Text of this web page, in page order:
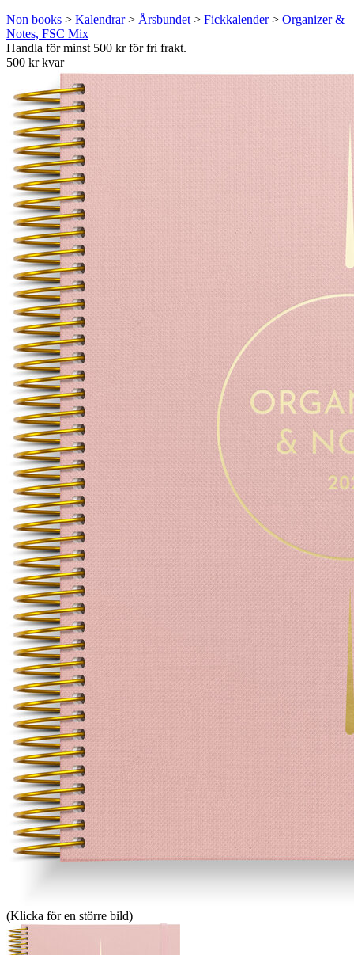
Non books > Kalendrar> Årsbundet > Fickkalender> Organizer &
Notes, FSC Mix
Handla för minst 500 kr för fri frakt.
500 kr kvar
(Klicka för en större bild)